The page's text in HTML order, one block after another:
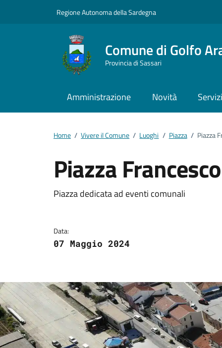
Regione Autonoma della Sardegna
Comune di Golfo
Provincia di Sassari
Amministrazione Novità
Home / Vivere il Comune / Luoghi / Piazza / Piazza
Piazza
Dettagli del luogo
Piazza dedicata ad eventi comunali
Data:
07 Maggio 2024